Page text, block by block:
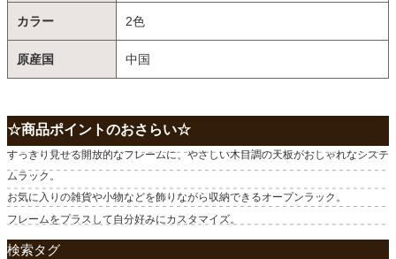
カラー 2色
原産国 中国
☆商品ポイントのおさらい☆
すっきり見せる開放的なフレームに、やさしい木目調の天板がおしゃれなシステ
ムラック。
お気に入りの雑貨や小物などを飾りながら収納できるオープンラック。
フレームをプラスして自分好みにカスタマイズ。
検索タグ